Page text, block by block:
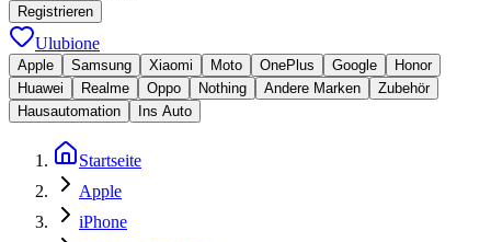
Registrieren
Ulubione
Apple Samsung Xiaomi Moto OnePlus Google
Honor
Huawei
Realme Oppo Nothing Andere Marken
Zubehör
Hausautomation
Ins Auto
Startseite
Apple
iPhone